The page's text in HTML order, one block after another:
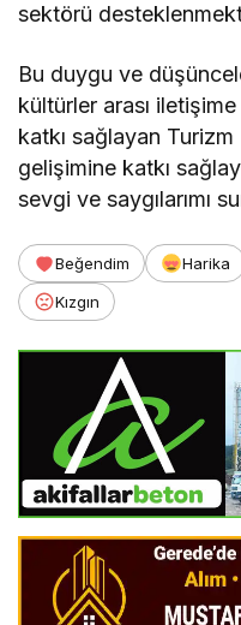
sektörü
Bu duygu ve
kültürler arası
katkı sağlayan
gelişimine katkı
sevgi ve saygılarımı
Beğendim Harika
Kızgın